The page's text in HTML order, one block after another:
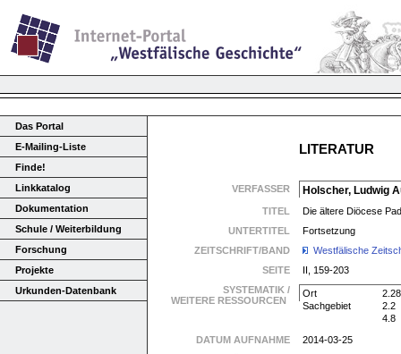
Das Portal
E-Mailing-Liste
Finde!
Linkkatalog
Dokumentation
Schule / Weiterbildung
Forschung
Projekte
Urkunden-Datenbank
LITERATUR
VERFASSER Holscher, Ludwig
TITEL
Die ältere Diöcese
UNTERTITEL
Fortsetzung
ZEITSCHRIFT/BAND
Westfälische
SEITE
II, 159-203
SYSTEMATIK /
WEITERE RESSOURCEN
Ort
2.28
Sachgebiet
2.2
4.8
DATUM AUFNAHME
2014-03-25